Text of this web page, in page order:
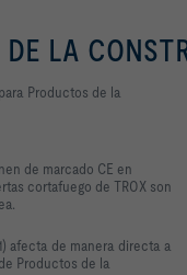
LA
Productos de la
de marcado CE en
cortafuego de TROX son
afecta de manera directa a
Productos de la